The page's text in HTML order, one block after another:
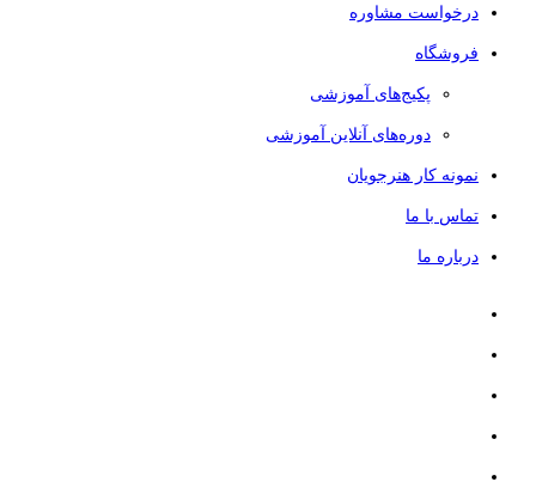
درخواست مشاوره
فروشگاه
پکیج‌های آموزشی
دوره‌های آنلاین آموزشی
نمونه کار هنرجویان
تماس با ما
درباره ما